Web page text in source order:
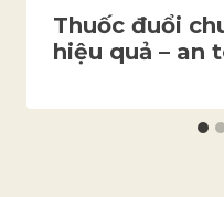
Thuốc đuổi
hiệu quả – an